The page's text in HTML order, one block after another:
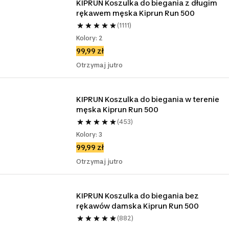
KIPRUN Koszulka do biegania z długim
rękawem męska Kiprun Run 500
(1111)
Kolory: 2
99,99 zł
Otrzymaj jutro
KIPRUN Koszulka do biegania w terenie
męska Kiprun Run 500
(453)
Kolory: 3
99,99 zł
Otrzymaj jutro
KIPRUN Koszulka do biegania bez
rękawów damska Kiprun Run 500
(882)